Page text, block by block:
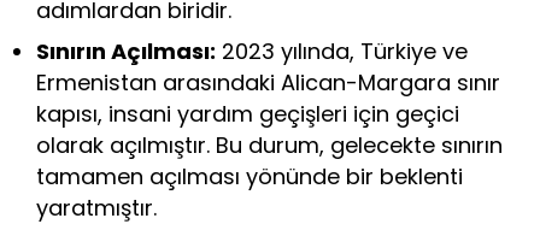
adımlardan biridir.
Sınırın Açılması: 2023 yılında, Türkiye ve
Ermenistan arasındaki Alican-Margara sınır
kapısı, insani yardım geçişleri için geçici
olarak açılmıştır. Bu durum, gelecekte sınırın
tamamen açılması yönünde bir beklenti
yaratmıştır.